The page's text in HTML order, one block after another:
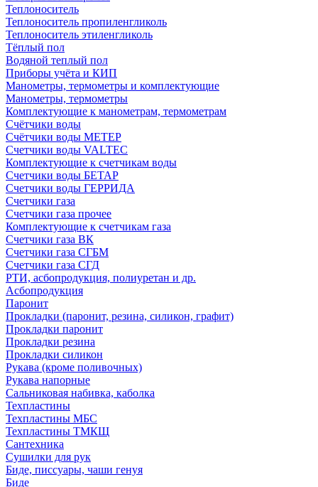
Теплоноситель
Теплоноситель пропиленгликоль
Теплоноситель этиленгликоль
Тёплый пол
Водяной теплый пол
Приборы учёта и КИП
Манометры, термометры и комплектующие
Манометры, термометры
Комплектующие к манометрам, термометрам
Счётчики воды
Счётчики воды МЕТЕР
Счетчики воды VALTEC
Комплектующие к счетчикам воды
Счетчики воды БЕТАР
Счетчики воды ГЕРРИДА
Счетчики газа
Счетчики газа прочее
Комплектующие к счетчикам газа
Счетчики газа ВК
Счетчики газа СГБМ
Счетчики газа СГД
РТИ, асбопродукция, полиуретан и др.
Асбопродукция
Паронит
Прокладки (паронит, резина, силикон, графит)
Прокладки паронит
Прокладки резина
Прокладки силикон
Рукава (кроме поливочных)
Рукава напорные
Сальниковая набивка, каболка
Техпластины
Техпластины МБС
Техпластины ТМКЩ
Сантехника
Сушилки для рук
Биде, писсуары, чаши генуя
Биде